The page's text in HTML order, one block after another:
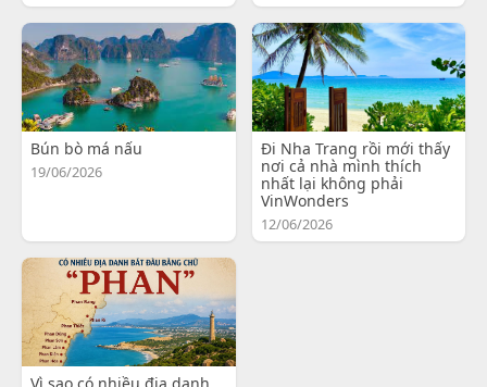
Bún bò má nấu
19/06/2026
Đi Nha Trang rồi mới thấy
nơi cả nhà mình thích
nhất lại không phải
VinWonders
12/06/2026
Vì sao có nhiều địa danh